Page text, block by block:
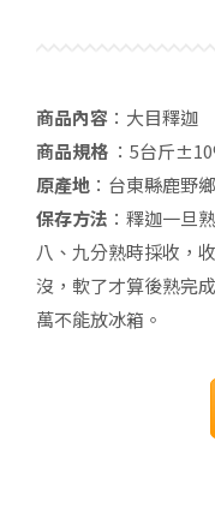
商品內容 ：大目釋迦
商品規格 ：5台斤
原產地 ：台東縣鹿野鄉
保存方法 ：釋迦一旦
八、九分熟時採收，
沒，軟了才算後熟完
萬不能放冰箱。